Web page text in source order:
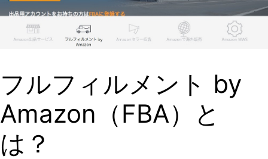
フルフィルメント by
Amazon（FBA）と
は？